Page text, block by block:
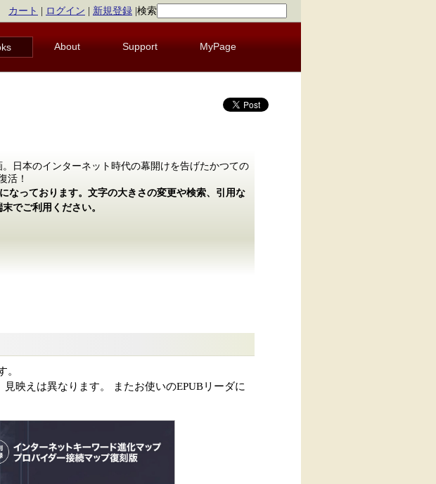
カート ログイン 新規登録 検索
About Support MyPage
日本のインターネット時代の幕開けを告げたかつての
活！
なっております。文字の大きさの変更や検索、引用な
でご利用ください。
。
映えは異なります。 またお使いのEPUBリーダに